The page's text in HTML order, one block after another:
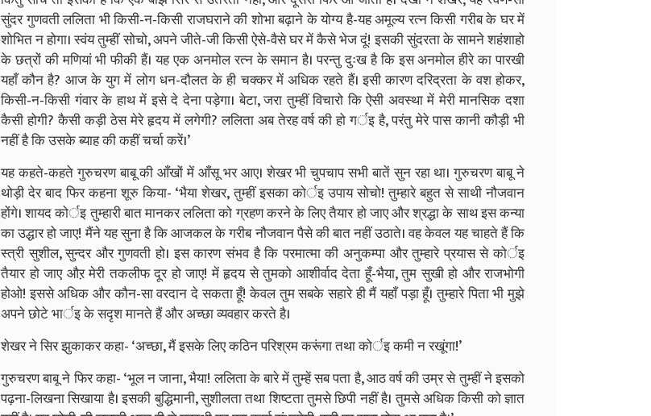
सुंदर गुणवती ललिता भी किसी-न-किसी राजघराने की शोभा बढ़ाने के योग्य है-यह अमूल्य रत्न किसी गरीब के घर में
शोभित न होगा। स्वंय तुम्हीं सोचो, अपने जीते-जी किसी ऐसे-वैसे घर में कैसे भेज दूं! इसकी सुंदरता के सामने शहंशाहो
के छत्रों की मणियां भी फीकी हैं। यह एक अनमोल रत्न के समान है। परन्तु दुःख है कि इस अनमोल हीरे का पारखी
यहाँ कौन है? आज के युग में लोग धन-दौलत के ही चक्कर में अधिक रहते हैं। इसी कारण दरिद्रता के वश होकर,
किसी-न-किसी गंवार के हाथ में इसे दे देना पड़ेगा। बेटा, जरा तुम्हीं विचारो कि ऐसी अवस्था में मेरी मानसिक दशा
कैसी होगी? कैसी कड़ी ठेस मेरे हृदय में लगेगी? ललिता अब तेरह वर्ष की हो गर्इ है, परंतु मेरे पास कानी कौड़ी भी
नहीं है कि उसके ब्याह की कहीं चर्चा करें।’
यह कहते-कहते गुरुचरण बाबू की आँखों में आँसू भर आए। शेखर भी चुपचाप सभी बातें सुन रहा था। गुरुचरण बाबू ने
थोड़ी देर बाद फिर कहना शूरु किया- ‘भैया शेखर, तुम्हीं इसका कोर्इ उपाय सोचो! तुम्हारे बहुत से साथी नौजवान
होंगे। शायद कोर्इ तुम्हारी बात मानकर ललिता को ग्रहण करने के लिए तैयार हो जाए और श्रद्धा के साथ इस कन्या
का उद्धार हो जाए! मैंने यह सुना है कि आजकल के गरीब नौजवान पैसे की बात नहीं उठाते। वह केवल यह चाहते हैं कि
स्त्री सुशील, सुन्दर और गुणवती हो। इस कारण संभव है कि परमात्मा की अनुकम्पा और तुम्हारे प्रयास से कोर्इ
तैयार हो जाए औऱ मेरी तकलीफ दूर हो जाए! में हृदय से तुमको आशीर्वाद देता हूँ-भैया, तुम सुखी हो और राजभोगी
होओ! इससे अधिक और कौन-सा वरदान दे सकता हूँ! केवल तुम सबके सहारे ही मैं यहाँ पड़ा हूँ। तुम्हारे पिता भी मुझे
अपने छोटे भार्इ के सदृश मानते हैं और अच्छा व्यवहार करते है।
शेखर ने सिर झुकाकर कहा- ‘अच्छा, मैं इसके लिए कठिन परिश्रम करूंगा तथा कोर्इ कमी न रखूंगा!’
गुरुचरण बाबू ने फिर कहा- ‘भूल न जाना, भैया! ललिता के बारे में तुम्हें सब पता है, आठ वर्ष की उम्र से तुम्हीं ने इसको
पढ़ना-लिखना सिखाया है। इसकी बुद्धिमानी, सुशीलता तथा शिष्टता तुमसे छिपी नहीं है। तुमसे अधिक किसी को ज्ञात